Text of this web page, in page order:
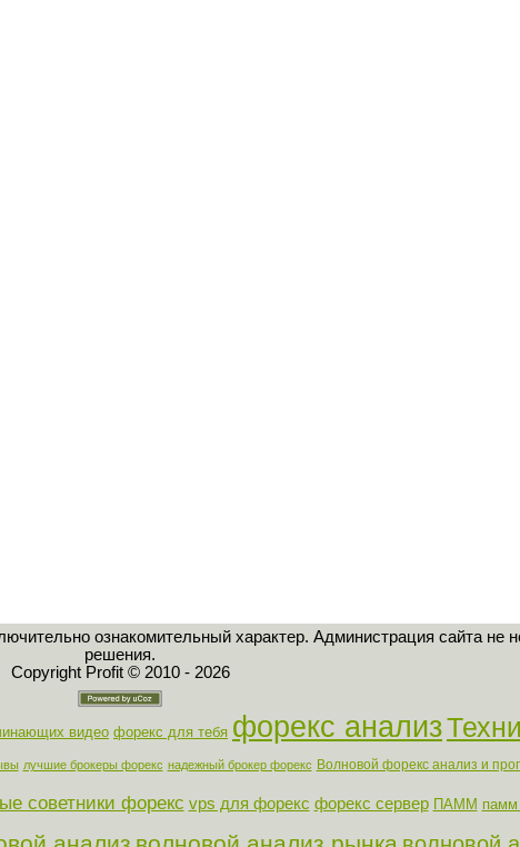
ознакомительный характер. Администрация сайта не
решения.
Copyright Profit © 2010 - 2026
видео форекс для тебя форекс анализ
лучшие брокеры форекс надежный брокер форекс Волновой форекс анализ и
советники форекс vps для форекс форекс сервер ПАММ памм